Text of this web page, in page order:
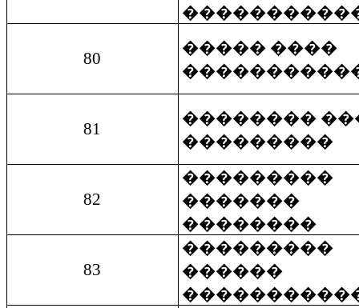
80
����� ����
81
��������
���������
82
���������
�������
��������
83
���������
������